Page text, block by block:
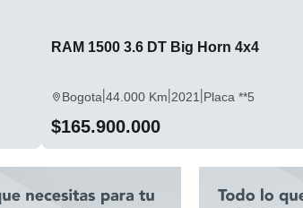
RAM 1500 3.6 DT Big Horn 4x4
Bogota|44.000 Km|2021 |Placa **5
$165.900.000